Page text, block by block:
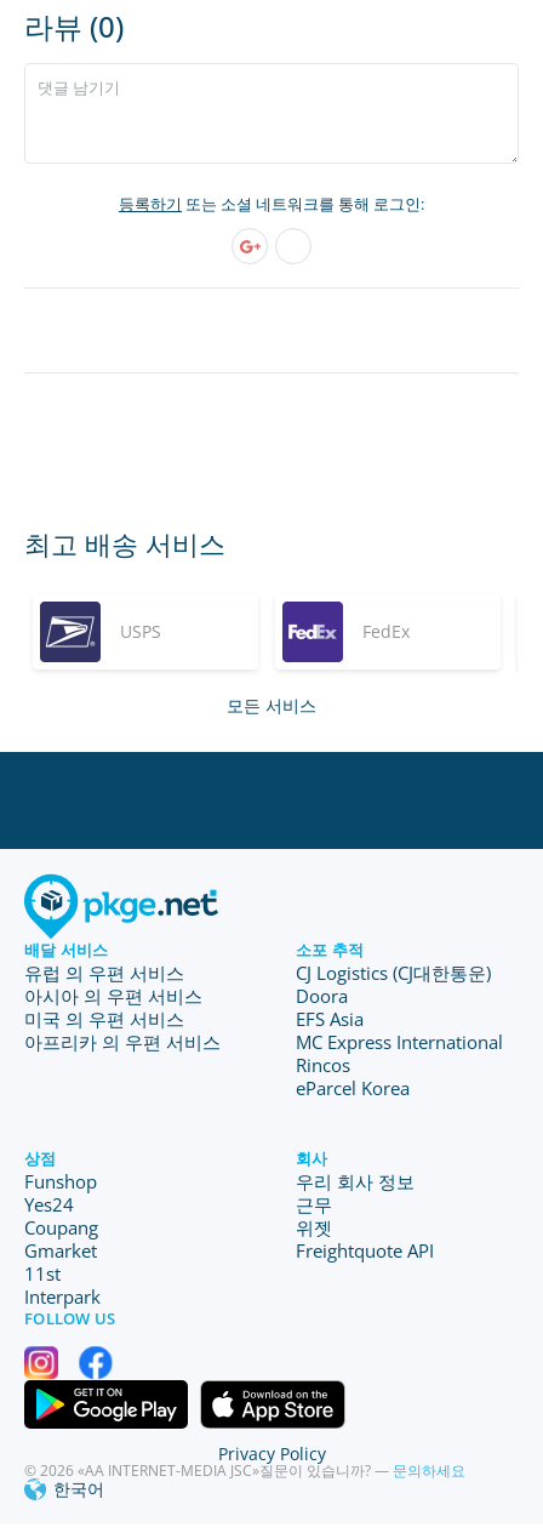
라뷰 (0)
등록하기 또는 소셜 네트워크를 통해 로그인:
최고 배송 서비스
USPS FedEx
모든 서비스
배달 서비스
유럽 의 우편 서비스
아시아 의 우편 서비스
미국 의 우편 서비스
아프리카 의 우편 서비스
소포 추적
CJ Logistics (CJ대한통운)
Doora
EFS Asia
MC Express International
Rincos
eParcel Korea
상점
Funshop
Yes24
Coupang
Gmarket
11st
Interpark
회사
우리 회사 정보
근무
위젯
Freightquote API
FOLLOW US
© 2026 «AA INTERNET-MEDIA JSC»질문이 있습니까? — 문의하세요
한국어
Privacy Policy